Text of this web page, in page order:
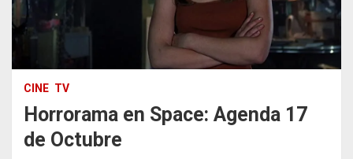
CINE TV
Horrorama en Space: Agenda 17
de Octubre